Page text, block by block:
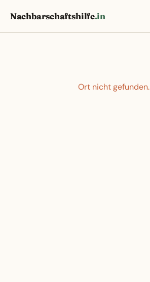
Nachbarschaftshilfe.in
Ort nicht gefunden.